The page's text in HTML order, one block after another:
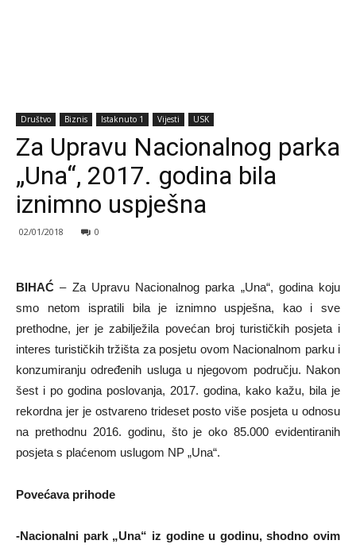
Društvo Biznis Istaknuto 1 Vijesti USK
Za Upravu Nacionalnog parka
„Una“, 2017. godina bila
iznimno uspješna
02/01/2018 0
BIHAĆ – Za Upravu Nacionalnog parka „Una“, godina koju
smo netom ispratili bila je iznimno uspješna, kao i sve
prethodne, jer je zabilježila povećan broj turističkih posjeta i
interes turističkih tržišta za posjetu ovom Nacionalnom parku i
konzumiranju određenih usluga u njegovom području. Nakon
šest i po godina poslovanja, 2017. godina, kako kažu, bila je
rekordna jer je ostvareno trideset posto više posjeta u odnosu
na prethodnu 2016. godinu, što je oko 85.000 evidentiranih
posjeta s plaćenom uslugom NP „Una“.
Povećava prihode
-Nacionalni park „Una“ iz godine u godinu, shodno ovim